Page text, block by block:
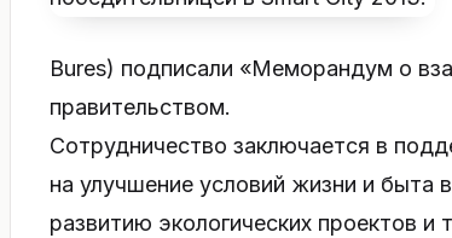
Bures) подписали «Меморандум о
правительством.
Сотрудничество заключается в
на улучшение условий жизни и быта
развитию экологических проектов и